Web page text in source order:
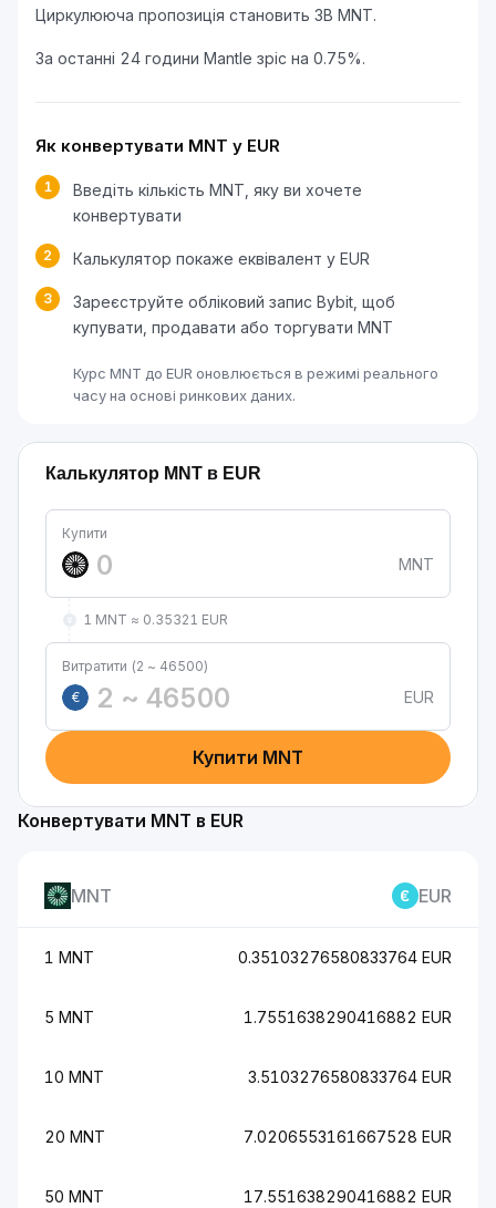
Циркулююча пропозиція становить 3B MNT.
За останні 24 години Mantle зріс на 0.75%.
Як конвертувати MNT у EUR
1
Введіть кількість MNT, яку ви хочете
конвертувати
2 Калькулятор покаже еквівалент у EUR
3
Зареєструйте обліковий запис Bybit, щоб
купувати, продавати або торгувати MNT
Курс MNT до EUR оновлюється в режимі реального
часу на основі ринкових даних.
Калькулятор MNT в EUR
Купити
MNT
1 MNT ≈ 0.35321 EUR
Витратити (2 ~ 46500)
€
EUR
Купити MNT
Конвертувати MNT в EUR
MNT EUR
1 MNT 0.35103276580833764 EUR
5 MNT 1.7551638290416882 EUR
10 MNT 3.5103276580833764 EUR
20 MNT 7.0206553161667528 EUR
50 MNT 17.551638290416882 EUR